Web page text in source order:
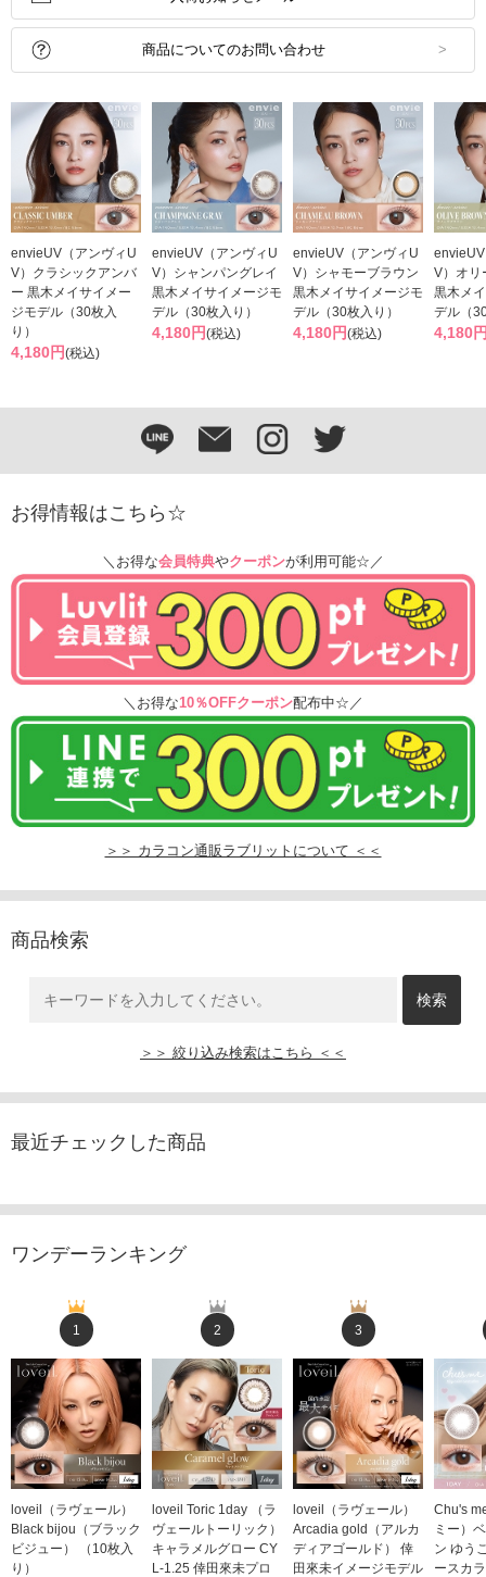
商品についてのお問い合わせ
envieUV（アンヴィU
V）クラシックアンバ
ー 黒木メイサイメー
ジモデル（30枚入
り）
4,180円(税込)
envieUV（アンヴィU
V）シャンパングレイ
黒木メイサイメージモ
デル（30枚入り）
4,180円(税込)
envieUV（アンヴィU
V）シャモーブラウン
黒木メイサイメージモ
デル（30枚入り）
4,180円(税込)
V）オリ
黒木メ
デル（
4,180
お得情報はこちら☆
＼お得な会員特典やクーポンが利用可能☆／
＼お得な10％OFFクーポン配布中☆／
＞＞ カラコン通販ラブリットについて ＜＜
商品検索
＞＞ 絞り込み検索はこちら ＜＜
最近チェックした商品
ワンデーランキング
1
loveil（ラヴェール）
Black bijou（ブラック
ビジュー） （10枚入
り）
2
loveil Toric 1day （ラ
ヴェールトーリック）
キャラメルグロー CY
L-1.25 倖田來未プロ
3
loveil（ラヴェール）
Arcadia gold（アルカ
ディアゴールド） 倖
田來未イメージモデル
Chu's
ミー）
ン ゆう
ースカ